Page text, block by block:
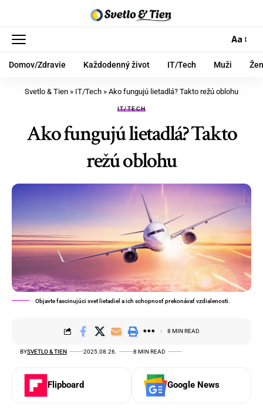
Aa
Domov/Zdravie Každodenný život IT/Tech Muži
Svetlo & Tien » IT/Tech » Ako fungujú lietadlá? Takto režú oblohu
IT/TECH
Ako fungujú lietadlá? Takto
režú oblohu
Objavte fascinujúci svet lietadiel a ich schopnosť prekonávať vzdialenosti.
BYSVETLO & TIEN 2025.08.26. 8 MIN READ
8 MIN READ
Flipboard Google News